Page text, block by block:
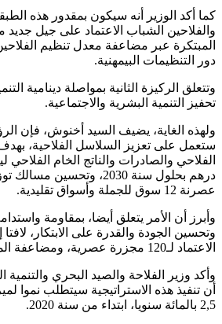
كما أكد الوزير أنه سيكون بمقدور هذه
والفلاحين الشباب الاعتماد على جيل جديد
المبتكرة عبر مضاعفة معدل تنظيم
دور التنظيمات البيمهنية.
وتتعلق الركيزة الثانية بمواصلة دينامية
تحفيز التنمية البشرية والاجتماعية.
ولهذه الغاية، يضيف السيد أخنوش، فإن
ستعمل على تعزيز السلاسل الفلاحية،
درهم بحلول سنة 2030،
عصرنة 12 سوق للجملة وأسواق تقليدية.
وأبرز أن الأمر يتعلق أيضا، بمقاومة
وتحسين الجودة والقدرة على الابتكار،
الاعتماد لـ120 مجزرة عصرية، ومضاعفة المراقبة الصحية.
وأكد وزير الفلاحة والصيد البحري والتنمية
أن تنفيذ هذه الاستراتيجية سيتطلب نموا
2,5 بالمائة سنويا، ابتداء من سنة 2020.